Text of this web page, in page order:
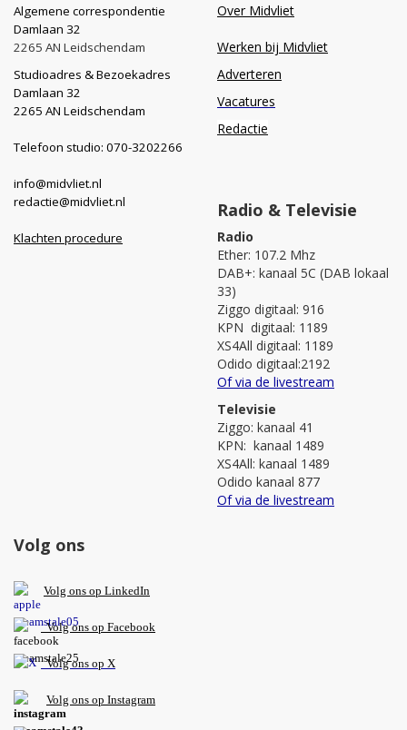
Algemene correspondentie
Damlaan 32
2265 AN Leidschendam
Studioadres & Bezoekadres
Damlaan 32
2265 AN Leidschendam
Telefoon studio: 070-3202266
info@midvliet.nl
redactie@midvliet.nl
Klachten procedure
Over Midvliet
Werken bij Midvliet
Adverteren
Vacatures
Redactie
Radio & Televisie
Radio
Ether: 107.2 Mhz
DAB+: kanaal 5C (DAB lokaal
33)
Ziggo digitaal: 916
KPN digitaal: 1189
XS4All digitaal: 1189
Odido digitaal:2192
Of via de livestream
Televisie
Ziggo: kanaal 41
KPN: kanaal 1489
XS4All: kanaal 1489
Odido kanaal 877
Of via de livestream
Volg ons
Volg ons op LinkedIn
Volg ons op Facebook
Volg ons op X
Volg ons op Instagram